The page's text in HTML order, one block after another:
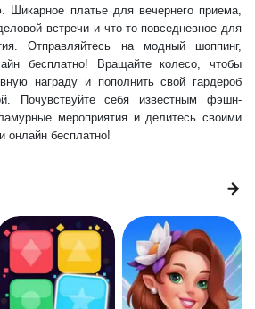
Шикарное платье для вечернего приема,
встречи и что-то повседневное для
Отправляйтесь на модный шоппинг,
бесплатно! Вращайте колесо, чтобы
награду и пополнить свой гардероб
Почувствуйте себя известным фэшн-
мероприятия и делитесь своими
онлайн бесплатно!